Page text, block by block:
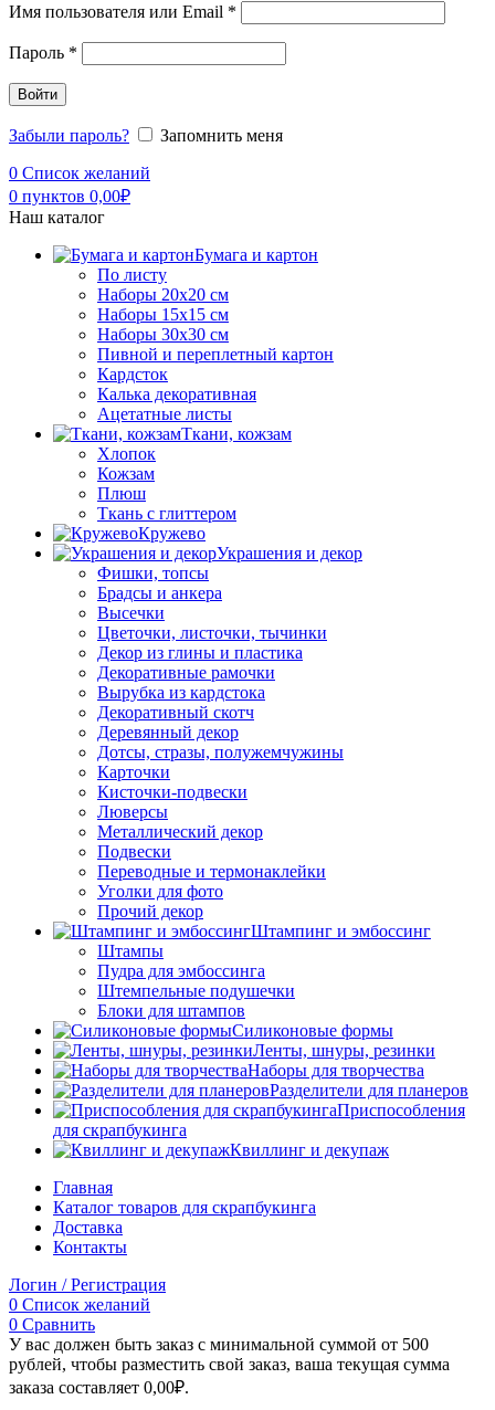
Имя пользователя или Email *
Пароль *
Войти
Забыли пароль?
Запомнить меня
0 Список желаний
0 пунктов 0,00₽
Наш каталог
Бумага и картон
По листу
Наборы 20х20 см
Наборы 15х15 см
Наборы 30х30 см
Пивной и переплетный картон
Кардсток
Калька декоративная
Ацетатные листы
Ткани, кожзам
Хлопок
Кожзам
Плюш
Ткань с глиттером
Кружево
Украшения и декор
Фишки, топсы
Брадсы и анкера
Высечки
Цветочки, листочки, тычинки
Декор из глины и пластика
Декоративные рамочки
Вырубка из кардстока
Декоративный скотч
Деревянный декор
Дотсы, стразы, полужемчужины
Карточки
Кисточки-подвески
Люверсы
Металлический декор
Подвески
Переводные и термонаклейки
Уголки для фото
Прочий декор
Штампинг и эмбоссинг
Штампы
Пудра для эмбоссинга
Штемпельные подушечки
Блоки для штампов
Силиконовые формы
Ленты, шнуры, резинки
Наборы для творчества
Разделители для планеров
Приспособления
для скрапбукинга
Квиллинг и декупаж
Главная
Каталог товаров для скрапбукинга
Доставка
Контакты
Логин / Регистрация
0 Список желаний
0 Сравнить
У вас должен быть заказ с минимальной суммой от 500
рублей, чтобы разместить свой заказ, ваша текущая сумма
заказа составляет 0,00₽.